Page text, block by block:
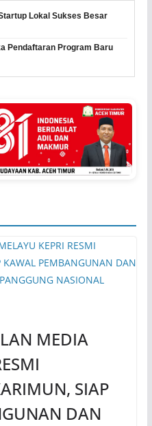
Lokal Sukses Besar
Pendaftaran Program Baru
MEDIA
SIAP
DAN